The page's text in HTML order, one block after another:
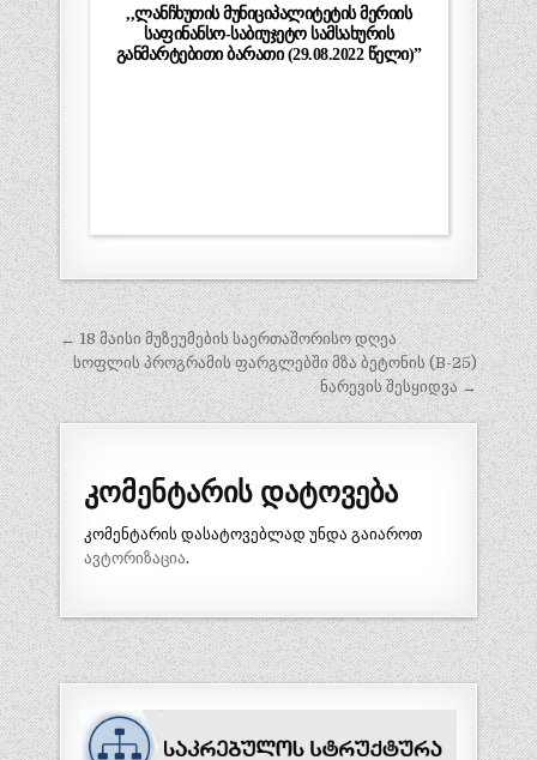
,,ლანჩხუთის მუნიციპალიტეტის მერიის
საფინანსო-საბიუჯეტო სამსახურის
განმარტებითი ბარათი (29.08.2022 წელი)”
პოსტის
ნავიგაცია
← 18 მაისი მუზეუმების საერთაშორისო დღეა
სოფლის პროგრამის ფარგლებში მზა ბეტონის (B-25)
ნარევის შესყიდვა →
კომენტარის დატოვება
კომენტარის დასატოვებლად უნდა გაიაროთ
ავტორიზაცია.